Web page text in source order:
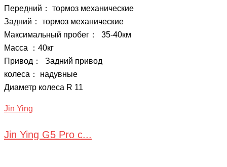
Передний： тормоз механические
Задний： тормоз механические
Максимальный пробег： 35-40км
Масса ：40кг
Привод： Задний привод
колеса： надувные
Диаметр колеса R 11
Jin Ying
Jin Ying G5 Pro с...